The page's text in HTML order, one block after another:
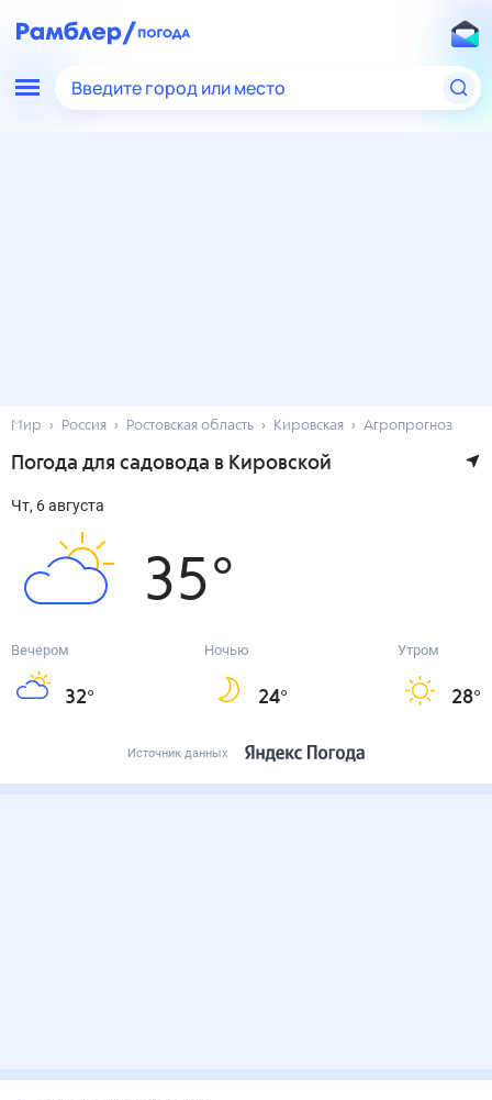
Введите город или место
Мир Россия Ростовская область Кировская Агропрогноз
Погода для садовода в Кировской
чт, 6 августа
35°
Вечером
32°
Ночью
24°
Утром
28°
Источник данных